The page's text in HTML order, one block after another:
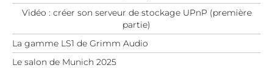
Vidéo : créer son serveur de stockage UPnP (première
partie)
La gamme LS1 de Grimm Audio
Le salon de Munich 2025